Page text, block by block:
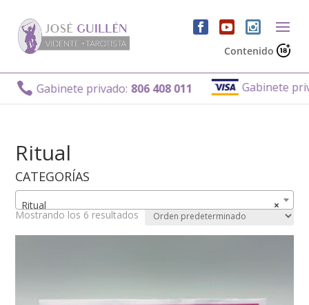
Contenido
Gabinete privado: 806 408 011 Gabinete
Ritual
CATEGORÍAS
×
Ritual
Mostrando los 6 resultados